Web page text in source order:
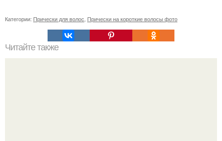
Категории: Прически для волос, Прически на короткие волосы фото
Читайте также